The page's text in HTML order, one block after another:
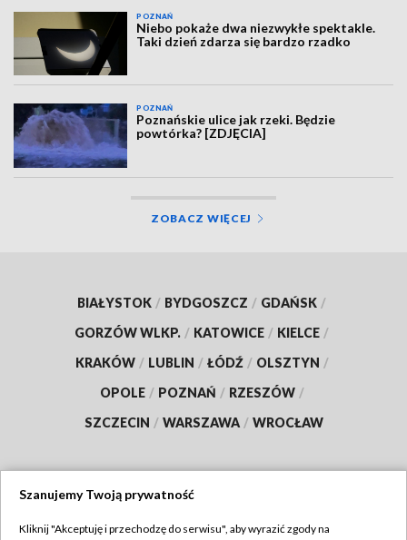
POZNAŃ
Niebo pokaże dwa niezwykłe spektakle.
Taki dzień zdarza się bardzo rzadko
POZNAŃ
Poznańskie ulice jak rzeki. Będzie
powtórka? [ZDJĘCIA]
ZOBACZ WIĘCEJ
BIAŁYSTOK / BYDGOSZCZ / GDAŃSK /
GORZÓW WLKP. / KATOWICE / KIELCE /
KRAKÓW / LUBLIN / ŁÓDŹ / OLSZTYN /
OPOLE / POZNAŃ / RZESZÓW /
SZCZECIN / WARSZAWA / WROCŁAW
Szanujemy Twoją prywatność
Kliknij "Akceptuję i przechodzę do serwisu", aby wyrazić zgody na